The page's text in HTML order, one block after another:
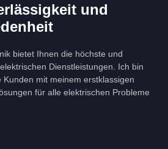
und
bietet Ihnen die höchste und
Dienstleistungen. Ich bin
mit meinem erstklassigen
für alle elektrischen Probleme